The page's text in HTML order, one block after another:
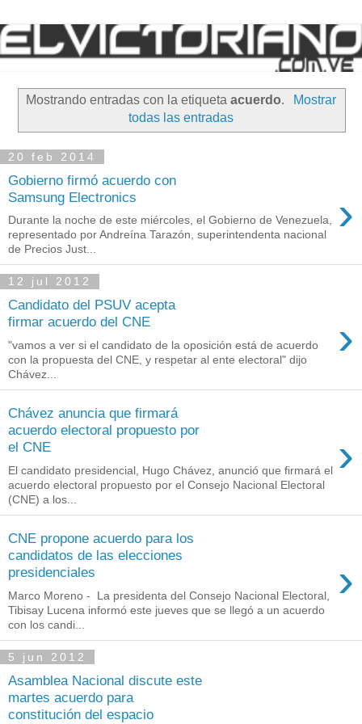
Mostrando entradas con la etiquetaacuerdo.
Mostrar
todas las entradas
20 feb 2014
Gobierno firmó acuerdo con
Samsung Electronics
›
Durante la noche de este miércoles, el Gobierno de Venezuela,
representado por Andreína Tarazón, superintendenta nacional
de Precios Just...
12 jul 2012
Candidato del PSUV acepta
firmar acuerdo del CNE
›
"vamos a ver si el candidato de la oposición está de acuerdo
con la propuesta del CNE, y respetar al ente electoral" dijo
Chávez...
Chávez anuncia que firmará
acuerdo electoral propuesto por
el CNE
›
El candidato presidencial, Hugo Chávez, anunció que firmará el
acuerdo electoral propuesto por el Consejo Nacional Electoral
(CNE) a los...
CNE propone acuerdo para los
candidatos de las elecciones
presidenciales
›
Marco Moreno - La presidenta del Consejo Nacional Electoral,
Tibisay Lucena informó este jueves que se llegó a un acuerdo
con los candi...
5 jun 2012
Asamblea Nacional discute este
martes acuerdo para
constitución del espacio